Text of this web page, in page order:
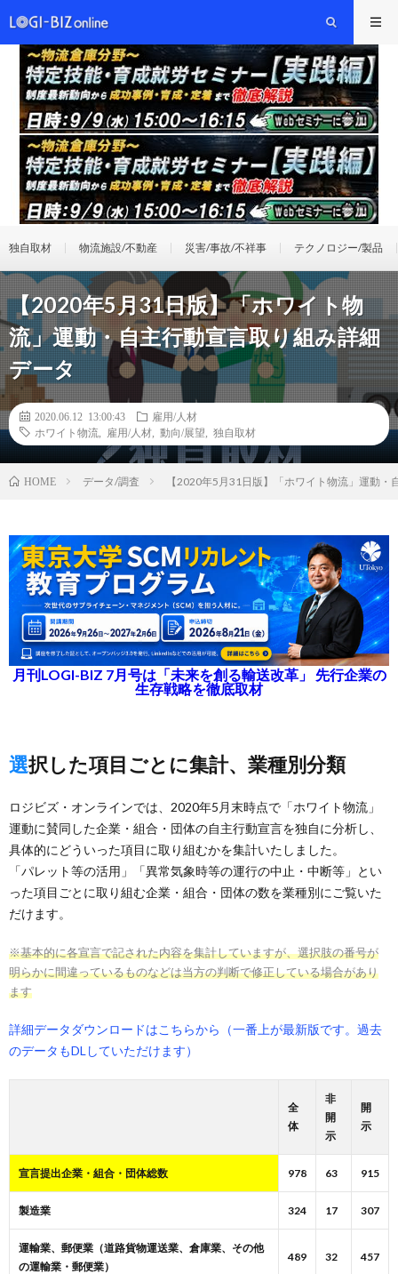
独自取材 物流施設/不動産 災害/事故/不祥事 テクノロジー/製品
【2020年5月31日版】「ホワイト物
流」運動・自主行動宣言取り組み詳細
データ
2020.06.12 13:00:43
雇用/人材
ホワイト物流
雇用/人材 動向/展望 独自取材
HOME データ/調査 【2020年5月31日版】「ホワイト物流」運動
月刊LOGI-BIZ 7月号は「未来を創る輸送改革」 先行企業の
生存戦略を徹底取材
選択した項目ごとに集計、業種別分類
ロジビズ・オンラインでは、2020年5月末時点で「ホワイト物流」
運動に賛同した企業・組合・団体の自主行動宣言を独自に分析し、
具体的にどういった項目に取り組むかを集計いたしました。
「パレット等の活用」「異常気象時等の運行の中止・中断等」とい
った項目ごとに取り組む企業・組合・団体の数を業種別にご覧いた
だけます。
※基本的に各宣言で記された内容を集計していますが、選択肢の番号が
明らかに間違っているものなどは当方の判断で修正している場合があり
ます
詳細データダウンロードはこちらから（一番上が最新版です。過去
のデータもDLしていただけます）
全
体
非
開
示
開
示
宣言提出企業・組合・団体総数 978 63 915
製造業 324 17 307
運輸業、郵便業（道路貨物運送業、倉庫業、その他
の運輸業・郵便業）
489 32 457